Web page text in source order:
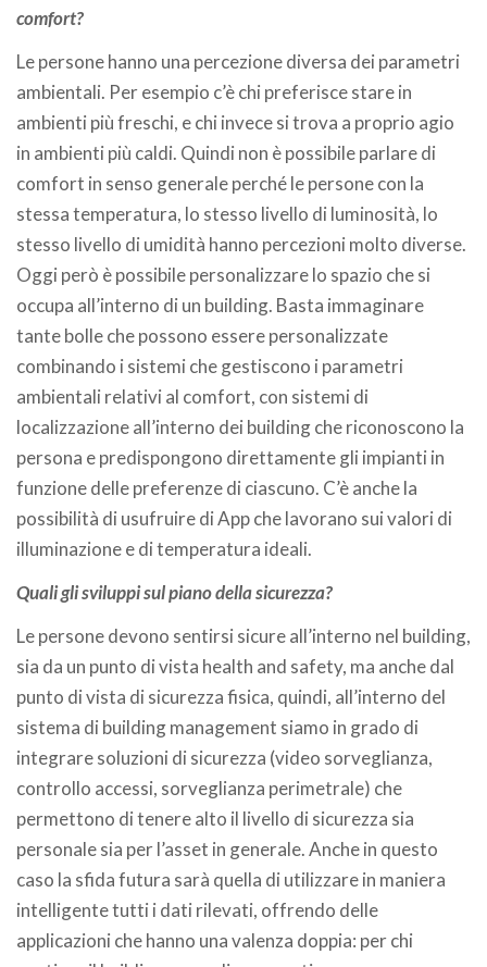
comfort?
Le persone hanno una percezione diversa dei parametri
ambientali. Per esempio c’è chi preferisce stare in
ambienti più freschi, e chi invece si trova a proprio agio
in ambienti più caldi. Quindi non è possibile parlare di
comfort in senso generale perché le persone con la
stessa temperatura, lo stesso livello di luminosità, lo
stesso livello di umidità hanno percezioni molto diverse.
Oggi però è possibile personalizzare lo spazio che si
occupa all’interno di un building. Basta immaginare
tante bolle che possono essere personalizzate
combinando i sistemi che gestiscono i parametri
ambientali relativi al comfort, con sistemi di
localizzazione all’interno dei building che riconoscono la
persona e predispongono direttamente gli impianti in
funzione delle preferenze di ciascuno. C’è anche la
possibilità di usufruire di App che lavorano sui valori di
illuminazione e di temperatura ideali.
Quali gli sviluppi sul piano della sicurezza?
Le persone devono sentirsi sicure all’interno nel building,
sia da un punto di vista health and safety, ma anche dal
punto di vista di sicurezza fisica, quindi, all’interno del
sistema di building management siamo in grado di
integrare soluzioni di sicurezza (video sorveglianza,
controllo accessi, sorveglianza perimetrale) che
permettono di tenere alto il livello di sicurezza sia
personale sia per l’asset in generale. Anche in questo
caso la sfida futura sarà quella di utilizzare in maniera
intelligente tutti i dati rilevati, offrendo delle
applicazioni che hanno una valenza doppia: per chi